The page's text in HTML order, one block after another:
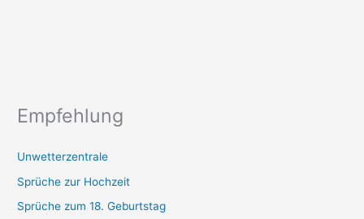
Empfehlung
Unwetterzentrale
Sprüche zur Hochzeit
Sprüche zum 18. Geburtstag